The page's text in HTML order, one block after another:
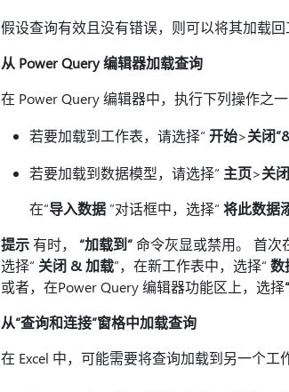
假设查询有效且没有错误，则可以将其加载回
从 Power Query 编辑器加载查询
在 Power Query 编辑器中，执行下列操作之
若要加载到工作表，请选择“ 开始>关闭
若要加载到数据模型，请选择“ 主页>关
在“导入数据”对话框中，选择“ 将此数据
提示有时， “加载到”命令灰显或禁用。 首次
选择“ 关闭 & 加载”，在新工作表中，选择“ 数
或者，在Power Query 编辑器功能区上，选择
从“查询和连接”窗格中加载查询
在 Excel 中，可能需要将查询加载到另一个工